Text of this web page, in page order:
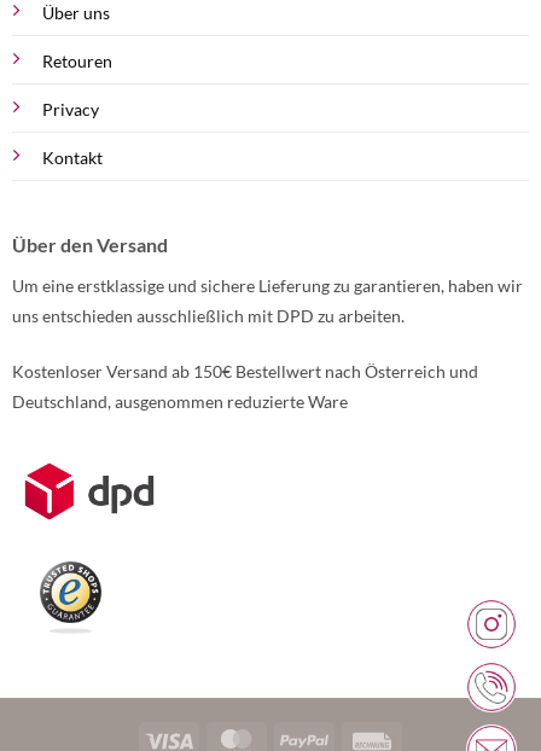
Über uns
Retouren
Privacy
Kontakt
Über den Versand
Um eine erstklassige und sichere Lieferung zu garantieren, haben wir
uns entschieden ausschließlich mit DPD zu arbeiten.
Kostenloser Versand ab 150€ Bestellwert nach Österreich und
Deutschland, ausgenommen reduzierte Ware
Weitere Informationen über den gesperrten Inhalt.
Visa MasterCardPayPal